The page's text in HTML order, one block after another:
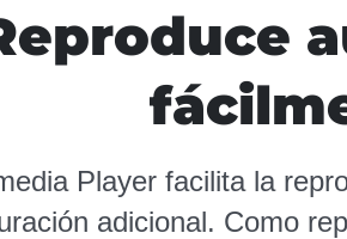
Player facilita la
adicional. Como